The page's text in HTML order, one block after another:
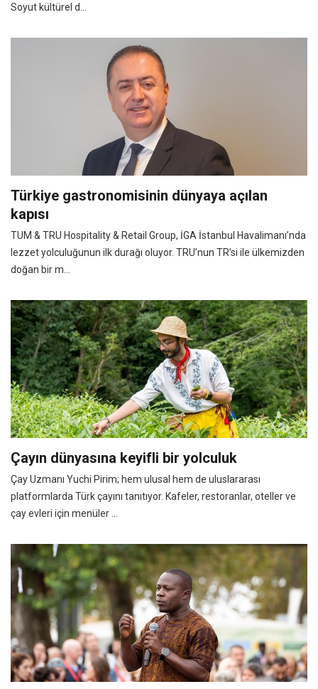
Soyut kültürel d...
Türkiye gastronomisinin dünyaya açılan
kapısı
TUM & TRU Hospitality & Retail Group, İGA İstanbul Havalimanı’nda
lezzet yolculuğunun ilk durağı oluyor. TRU’nun TR’si ile ülkemizden
doğan bir m...
Çayın dünyasına keyifli bir yolculuk
Çay Uzmanı Yuchi Pirim; hem ulusal hem de uluslararası
platformlarda Türk çayını tanıtıyor. Kafeler, restoranlar, oteller ve
çay evleri için menüler ...